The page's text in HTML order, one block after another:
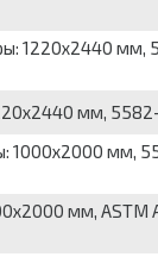
мм,
мм, 5582-
мм,
мм, ASTM